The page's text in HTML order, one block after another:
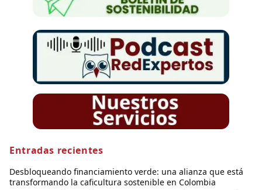
Entradas recientes
Desbloqueando financiamiento verde: una alianza que está
transformando la caficultura sostenible en Colombia